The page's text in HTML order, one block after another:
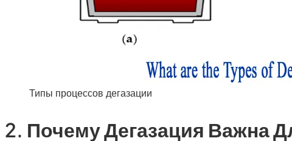
Типы процессов дегазации
2. Почему Дегазация Важна